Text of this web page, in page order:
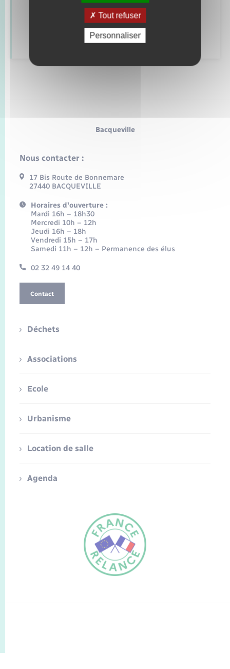
FR
Parrainage civil
Recensement
Bacqueville
Nous contacter :
17 Bis Route de Bonnemare
27440 BACQUEVILLE
Horaires d'ouverture :
Mardi 16h – 18h30
Mercredi 10h – 12h
Jeudi 16h – 18h
Vendredi 15h – 17h
Samedi 11h – 12h – Permanence des élus
02 32 49 14 40
Contact
Déchets
Associations
Ecole
Urbanisme
Location de salle
Agenda
Tout refuser
Personnaliser